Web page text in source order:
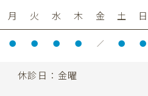
月 火 水 木 金 土 日
● ● ● ● ／ ● ●
休診日：金曜